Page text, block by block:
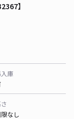
】
庫
なし